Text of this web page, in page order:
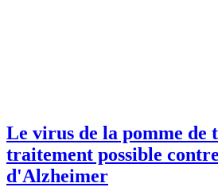
Le virus de la pomme de
traitement possible
d'Alzheimer